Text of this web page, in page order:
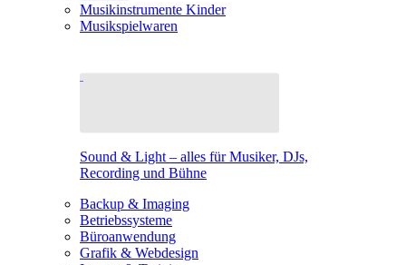
Musikinstrumente Kinder
Musikspielwaren
Sound & Light – alles für Musiker, DJs,
Recording und Bühne
Backup & Imaging
Betriebssysteme
Büroanwendung
Grafik & Webdesign